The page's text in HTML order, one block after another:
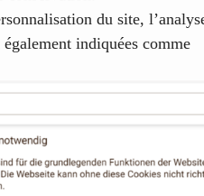
du site,
indiquées comme